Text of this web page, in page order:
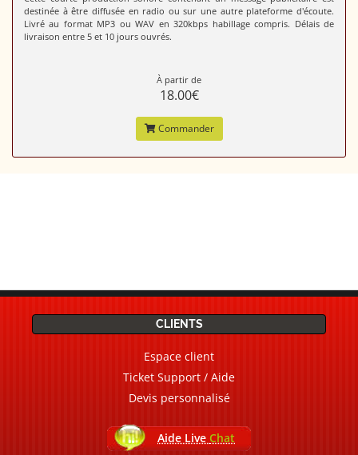
destinée à être diffusée en radio ou sur une autre plateforme d'écoute.
Livré au format MP3 ou WAV en 320kbps habillage compris. Délais de
livraison entre 5 et 10 jours ouvrés.
À partir de
18.00€
Commander
CLIENTS
Espace client
Ticket Support / Aide
Devis personnalisé
Aide Live Chat